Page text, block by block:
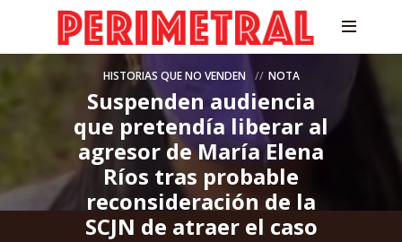
HISTORIAS QUE NO VENDEN NOTA
Suspenden audiencia
que pretendía liberar al
agresor de María Elena
Ríos tras probable
reconsideración de la
SCJN de atraer el caso